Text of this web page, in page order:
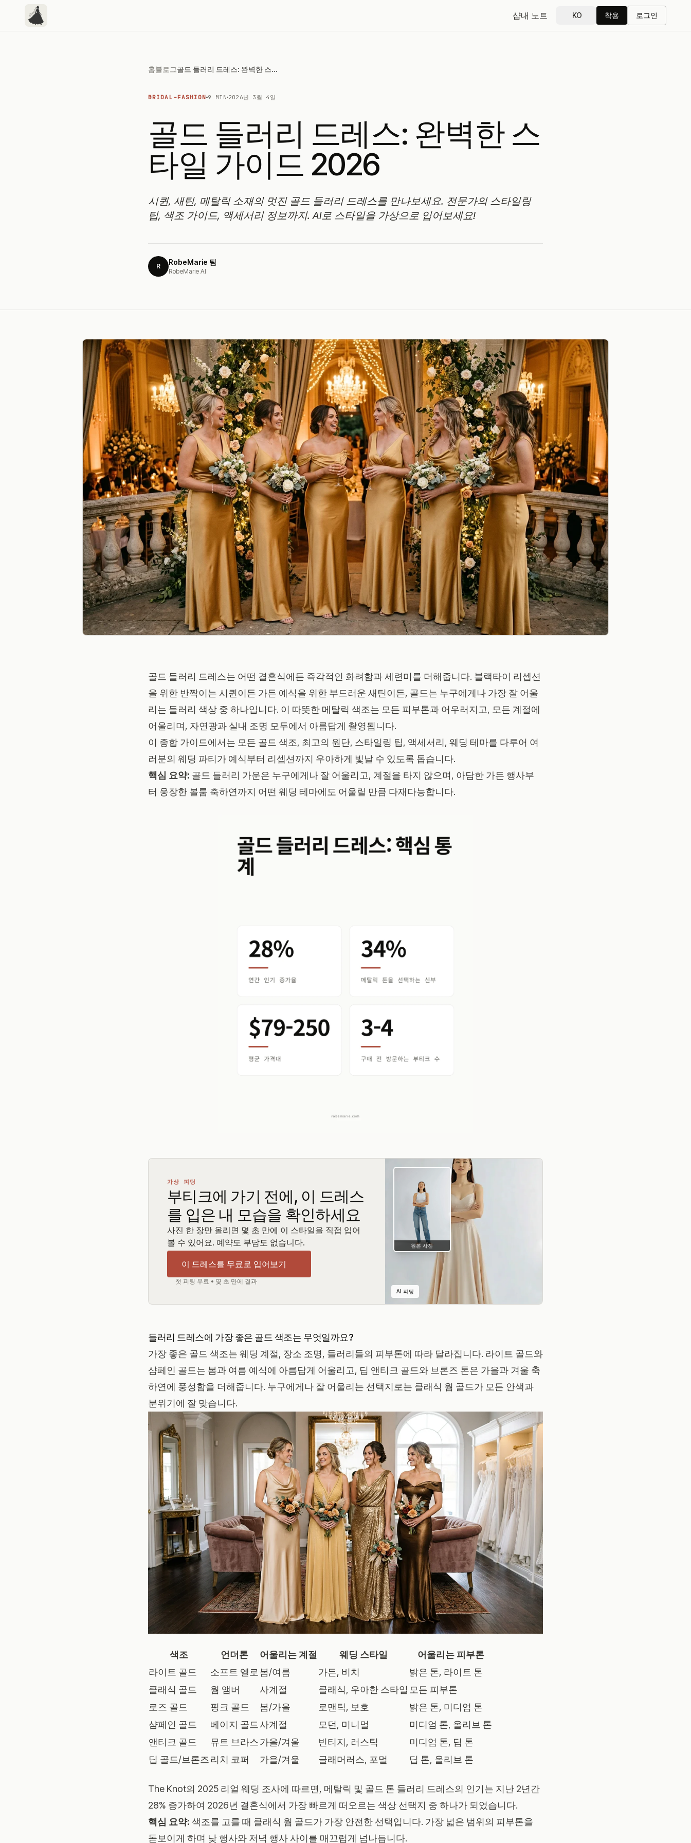
샵내 노트 KO 착용 로그인
홈블로그 골드 들러리 드레스: 완벽한 스타일 가이드 2026
BRIDAL-FASHION 9 MIN 2026년 3월 4일
골드 들러리 드레스: 완벽한 스
타일 가이드 2026
시퀸, 새틴, 메탈릭 소재의 멋진 골드 들러리 드레스를 만나보세요. 전문가의 스타일링
팁, 색조 가이드, 액세서리 정보까지. AI로 스타일을 가상으로 입어보세요!
R RobeMarie 팀
RobeMarie AI
골드 들러리 드레스는 어떤 결혼식에든 즉각적인 화려함과 세련미를 더해줍니다. 블랙타이 리셉션
을 위한 반짝이는 시퀸이든 가든 예식을 위한 부드러운 새틴이든, 골드는 누구에게나 가장 잘 어울
리는 들러리 색상 중 하나입니다. 이 따뜻한 메탈릭 색조는 모든 피부톤과 어우러지고, 모든 계절에
어울리며, 자연광과 실내 조명 모두에서 아름답게 촬영됩니다.
이 종합 가이드에서는 모든 골드 색조, 최고의 원단, 스타일링 팁, 액세서리, 웨딩 테마를 다루어 여
러분의 웨딩 파티가 예식부터 리셉션까지 우아하게 빛날 수 있도록 돕습니다.
핵심 요약: 골드 들러리 가운은 누구에게나 잘 어울리고, 계절을 타지 않으며, 아담한 가든 행사부
터 웅장한 볼룸 축하연까지 어떤 웨딩 테마에도 어울릴 만큼 다재다능합니다.
가상 피팅
부티크에 가기 전에, 이 드레스
를 입은 내 모습을 확인하세요
사진 한 장만 올리면 몇 초 만에 이 스타일을 직접 입어
볼 수 있어요. 예약도 부담도 없습니다.
이 드레스를 무료로 입어보기
첫 피팅 무료 • 몇 초 만에 결과
원본 사진
AI 피팅
들러리 드레스에 가장 좋은 골드 색조는 무엇일까요?
가장 좋은 골드 색조는 웨딩 계절, 장소 조명, 들러리들의 피부톤에 따라 달라집니다. 라이트 골드와
샴페인 골드는 봄과 여름 예식에 아름답게 어울리고, 딥 앤티크 골드와 브론즈 톤은 가을과 겨울 축
하연에 풍성함을 더해줍니다. 누구에게나 잘 어울리는 선택지로는 클래식 웜 골드가 모든 안색과
분위기에 잘 맞습니다.
색조 언더톤 어울리는 계절 웨딩 스타일
어울리는 피부톤
라이트 골드
소프트 옐로 봄/여름 가든, 비치
밝은 톤, 라이트 톤
클래식 골드
웜 앰버 사계절 클래식, 우아한 스타일 모든 피부톤
로즈 골드
핑크 골드 봄/가을 로맨틱, 보호
밝은 톤, 미디엄 톤
샴페인 골드
베이지 골드 사계절 모던, 미니멀
미디엄 톤, 올리브 톤
앤티크 골드
뮤트 브라스가을/겨울 빈티지, 러스틱
미디엄 톤, 딥 톤
딥 골드/브론즈 리치 코퍼 가을/겨울 글래머러스, 포멀 딥 톤, 올리브 톤
The Knot의 2025 리얼 웨딩 조사에 따르면, 메탈릭 및 골드 톤 들러리 드레스의 인기는 지난 2년간
28% 증가하여 2026년 결혼식에서 가장 빠르게 떠오르는 색상 선택지 중 하나가 되었습니다.
핵심 요약: 색조를 고를 때 클래식 웜 골드가 가장 안전한 선택입니다. 가장 넓은 범위의 피부톤을
돋보이게 하며 낮 행사와 저녁 행사 사이를 매끄럽게 넘나듭니다.